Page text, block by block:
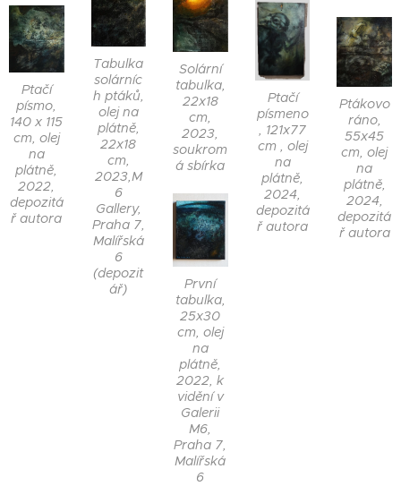
Tabulka
solárníc
h ptáků,
olej na
plátně,
22x18
cm,
2023,M
6
Gallery,
Praha 7,
Malířská
6
(depozit
ář)
Solární
tabulka,
22x18
cm,
2023,
soukrom
á sbírka
Ptačí
písmeno
, 121x77
cm , olej
na
plátně,
2024,
depozitá
ř autora
Ptačí
písmo,
140 x 115
cm, olej
na
plátně,
2022,
depozitá
ř autora
Ptákovo
ráno,
55x45
cm, olej
na
plátně,
2024,
depozitá
ř autora
První
tabulka,
25x30
cm, olej
na
plátně,
2022, k
vidění v
Galerii
M6,
Praha 7,
Malířská
6